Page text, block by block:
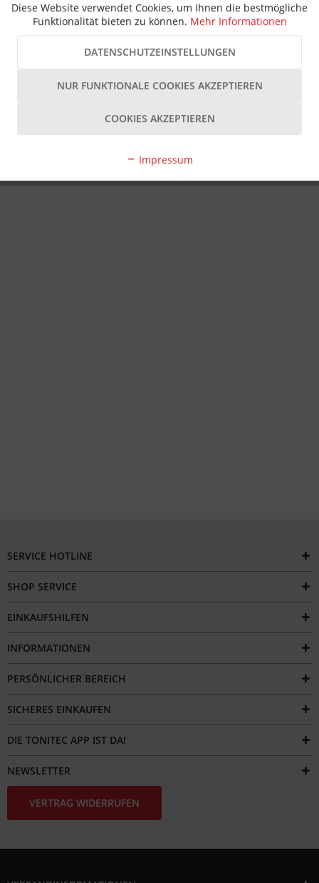
SERVICE HOTLINE
SHOP SERVICE
EINKAUFSHILFEN
INFORMATIONEN
PERSÖNLICHER BEREICH
SICHERES EINKAUFEN
DIE TONITEC APP IST DA!
NEWSLETTER
VERTRAG WIDERRUFEN
Diese Website verwendet Cookies, um Ihnen die bestmögliche
Funktionalität bieten zu können. Mehr Informationen
DATENSCHUTZEINSTELLUNGEN
NUR FUNKTIONALE COOKIES AKZEPTIEREN
COOKIES AKZEPTIEREN
Impressum